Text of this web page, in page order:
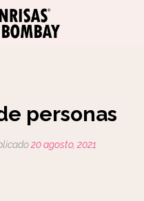
personas
20 agosto, 2021